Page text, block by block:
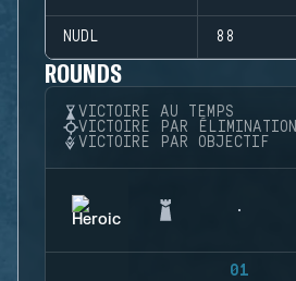
NUDL 88
ROUNDS
VICTOIRE AU TEMPS
VICTOIRE PAR ÉLIMINATION
VICTOIRE PAR OBJECTIF
01